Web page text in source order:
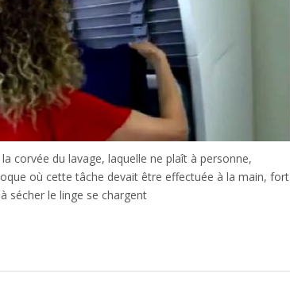
corvée du lavage, laquelle ne plaît à personne,
où cette tâche devait être effectuée à la main, fort
sécher le linge se chargent